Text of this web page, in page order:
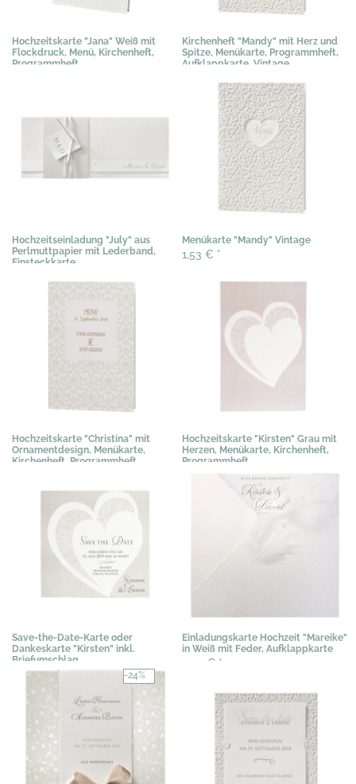
Hochzeitskarte "Jana" Weiß mit
Flockdruck, Menü, Kirchenheft,
Programmheft
Kirchenheft "Mandy" mit Herz und
Spitze, Menükarte, Programmheft,
Aufklappkarte, Vintage
Hochzeitseinladung "July" aus
Perlmuttpapier mit Lederband,
Einsteckkarte
Menükarte "Mandy" Vintage
1,53 € *
Hochzeitskarte "Christina" mit
Ornamentdesign, Menükarte,
Kirchenheft, Programmheft
Hochzeitskarte "Kirsten" Grau mit
Herzen, Menükarte, Kirchenheft,
Programmheft
*
Save-the-Date-Karte oder
Dankeskarte "Kirsten" inkl.
Briefumschlag
0,67 €*
Einladungskarte Hochzeit "Mareike"
in Weiß mit Feder, Aufklappkarte
3,07 € *
-24%